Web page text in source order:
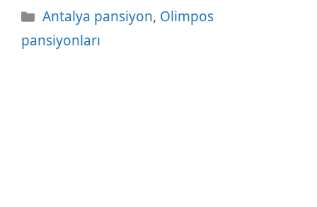
Kategoriler
Antalya pansiyon, Olimpos
pansiyonları